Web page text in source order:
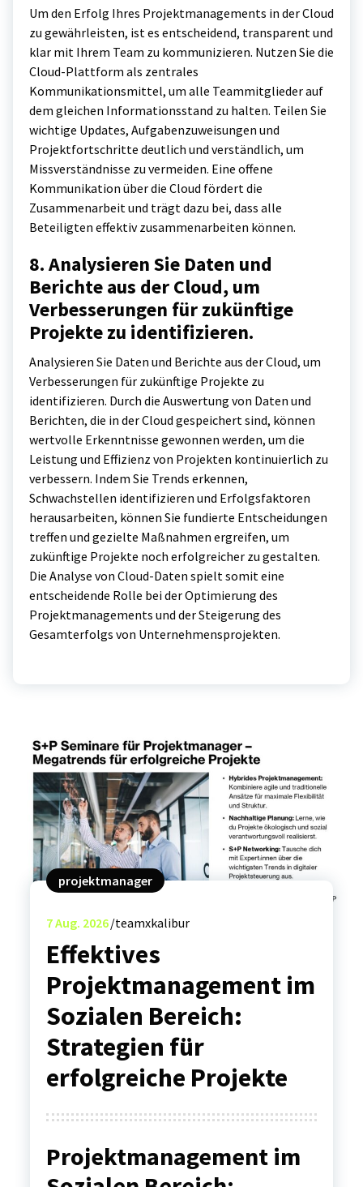
Um den Erfolg Ihres Projektmanagements in der Cloud
zu gewährleisten, ist es entscheidend, transparent und
klar mit Ihrem Team zu kommunizieren. Nutzen Sie die
Cloud-Plattform als zentrales
Kommunikationsmittel, um alle Teammitglieder auf
dem gleichen Informationsstand zu halten. Teilen Sie
wichtige Updates, Aufgabenzuweisungen und
Projektfortschritte deutlich und verständlich, um
Missverständnisse zu vermeiden. Eine offene
Kommunikation über die Cloud fördert die
Zusammenarbeit und trägt dazu bei, dass alle
Beteiligten effektiv zusammenarbeiten können.
8. Analysieren Sie Daten und
Berichte aus der Cloud, um
Verbesserungen für zukünftige
Projekte zu identifizieren.
Analysieren Sie Daten und Berichte aus der Cloud, um
Verbesserungen für zukünftige Projekte zu
identifizieren. Durch die Auswertung von Daten und
Berichten, die in der Cloud gespeichert sind, können
wertvolle Erkenntnisse gewonnen werden, um die
Leistung und Effizienz von Projekten kontinuierlich zu
verbessern. Indem Sie Trends erkennen,
Schwachstellen identifizieren und Erfolgsfaktoren
herausarbeiten, können Sie fundierte Entscheidungen
treffen und gezielte Maßnahmen ergreifen, um
zukünftige Projekte noch erfolgreicher zu gestalten.
Die Analyse von Cloud-Daten spielt somit eine
entscheidende Rolle bei der Optimierung des
Projektmanagements und der Steigerung des
Gesamterfolgs von Unternehmensprojekten.
projektmanager
7Aug. 2026 teamxkalibur
Effektives
Projektmanagement im
Sozialen Bereich:
Strategien für
erfolgreiche Projekte
Projektmanagement im